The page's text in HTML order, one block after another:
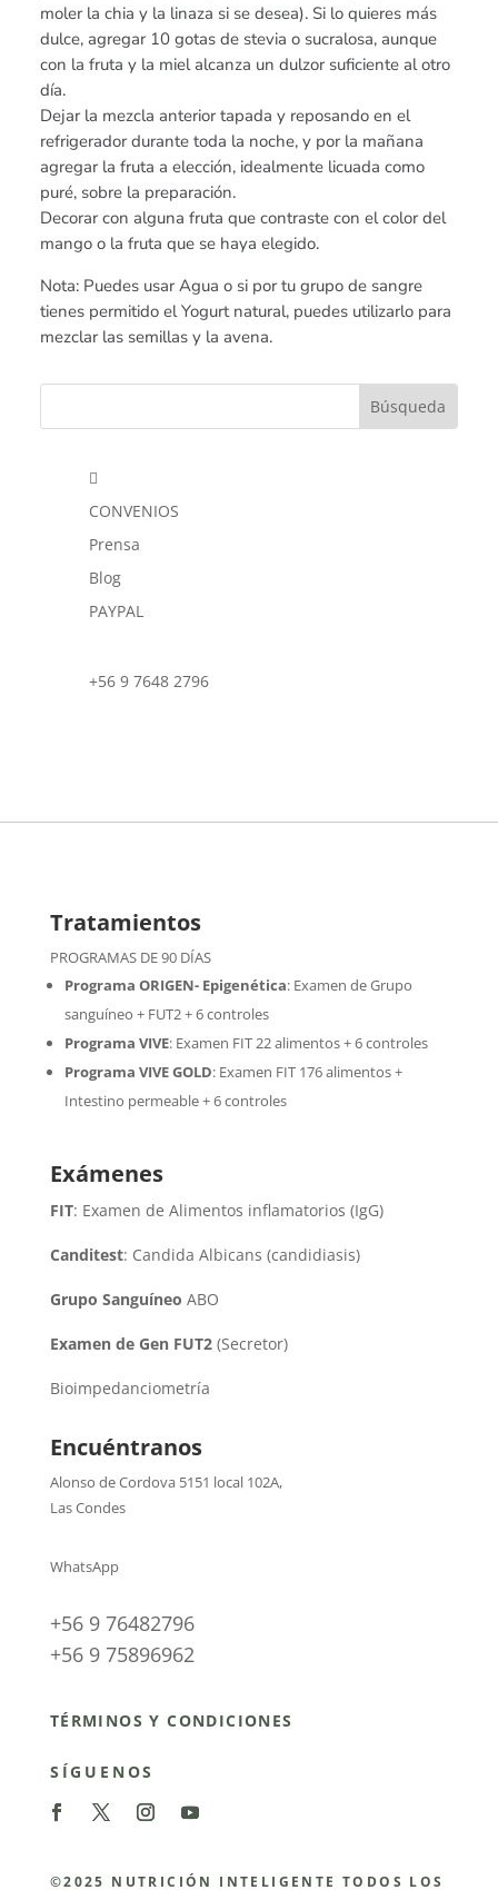
moler la chia y la linaza si se desea). Si lo quieres más
dulce, agregar 10 gotas de stevia o sucralosa, aunque
con la fruta y la miel alcanza un dulzor suficiente al otro
día.
Dejar la mezcla anterior tapada y reposando en el
refrigerador durante toda la noche, y por la mañana
agregar la fruta a elección, idealmente licuada como
puré, sobre la preparación.
Decorar con alguna fruta que contraste con el color del
mango o la fruta que se haya elegido.
Nota: Puedes usar Agua o si por tu grupo de sangre
tienes permitido el Yogurt natural, puedes utilizarlo para
mezclar las semillas y la avena.

CONVENIOS
Prensa
Blog
PAYPAL
+56 9 7648 2796
Tratamientos
PROGRAMAS DE 90 DÍAS
Programa ORIGEN- Epigenética:Examen de Grupo
sanguíneo + FUT2 + 6 controles
Programa VIVE: Examen FIT 22 alimentos + 6 controles
Programa VIVE GOLD: Examen FIT 176 alimentos +
Intestino permeable + 6 controles
Exámenes
FIT: Examen de Alimentos inflamatorios (IgG)
Canditest: Candida Albicans (candidiasis)
Grupo Sanguíneo ABO
Examen de Gen FUT2(Secretor)
Bioimpedanciometría
Encuéntranos
Alonso de Cordova 5151 local 102A,
Las Condes
WhatsApp
+56 9 76482796
+56 9 75896962
TÉRMINOS Y CONDICIONES
SÍGUENOS
©2025 NUTRICIÓN INTELIGENTE TODOS LOS